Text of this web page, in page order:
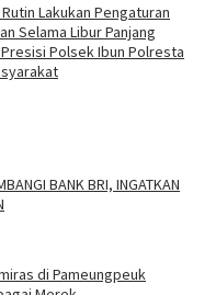
Lakukan Pengaturan
Selama Libur Panjang
Polsek Ibun Polresta
BANK BRI, INGATKAN
di Pameungpeuk